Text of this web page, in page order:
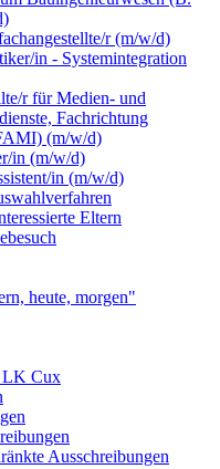
r (m/w/d)
in - Systemintegration
r für Medien- und
Fachrichtung
(m/w/d)
in (m/w/d)
in (m/w/d)
Eltern
heute, morgen"
LK Cux
Ausschreibungen